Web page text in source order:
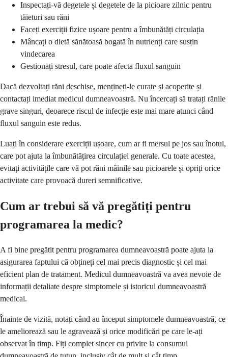
Inspectați-vă degetele și degetele de la picioare zilnic pentru
tăieturi sau răni
Faceți exerciții fizice ușoare pentru a îmbunătăți circulația
Mâncați o dietă sănătoasă bogată în nutrienți care susțin
vindecarea
Gestionați stresul, care poate afecta fluxul sanguin
Dacă dezvoltați răni deschise, mențineți-le curate și acoperite și
contactați imediat medicul dumneavoastră. Nu încercați să tratați rănile
grave singuri, deoarece riscul de infecție este mai mare atunci când
fluxul sanguin este redus.
Luați în considerare exerciții ușoare, cum ar fi mersul pe jos sau înotul,
care pot ajuta la îmbunătățirea circulației generale. Cu toate acestea,
evitați activitățile care vă pot răni mâinile sau picioarele și opriți orice
activitate care provoacă dureri semnificative.
Cum ar trebui să vă pregătiți pentru
programarea la medic?
A fi bine pregătit pentru programarea dumneavoastră poate ajuta la
asigurarea faptului că obțineți cel mai precis diagnostic și cel mai
eficient plan de tratament. Medicul dumneavoastră va avea nevoie de
informații detaliate despre simptomele și istoricul dumneavoastră
medical.
Înainte de vizită, notați când au început simptomele dumneavoastră, ce
le ameliorează sau le agravează și orice modificări pe care le-ați
observat în timp. Fiți complet sincer cu privire la consumul